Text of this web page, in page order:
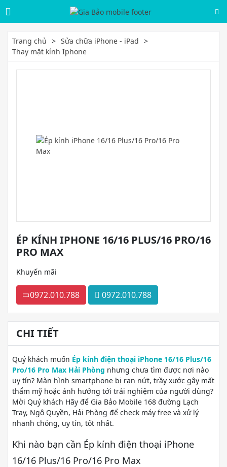
Trang chủ
Sửa chữa iPhone - iPad
Thay mặt kính Iphone
ÉP KÍNH IPHONE 16/16 PLUS/16 PRO/16
PRO MAX
Khuyến mãi
0972.010.788 0972.010.788
CHI TIẾT
Quý khách muốn Ép kính điện thoại iPhone 16/16 Plus/16
Pro/16 Pro Max Hải Phòng nhưng chưa tìm được nơi nào
uy tín? Màn hình smartphone bị rạn nứt, trầy xước gây mất
thẩm mỹ hoặc ảnh hưởng tới trải nghiệm của người dùng?
Mời Quý khách Hãy để Gia Bảo Mobile 168 đường Lạch
Tray, Ngô Quyền, Hải Phòng để check máy free và xử lý
nhanh chóng, uy tín, tốt nhất.
Khi nào bạn cần Ép kính điện thoại iPhone
16/16 Plus/16 Pro/16 Pro Max